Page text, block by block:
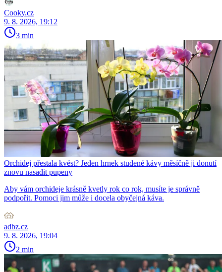
Cooky.cz
9. 8. 2026, 19:12
3 min
Orchidej přestala kvést? Jeden hrnek studené kávy měsíčně ji donutí
znovu nasadit pupeny
Aby vám orchideje krásně kvetly rok co rok, musíte je správně
podpořit. Pomoci jim může i docela obyčejná káva.
adbz.cz
9. 8. 2026, 19:04
2 min